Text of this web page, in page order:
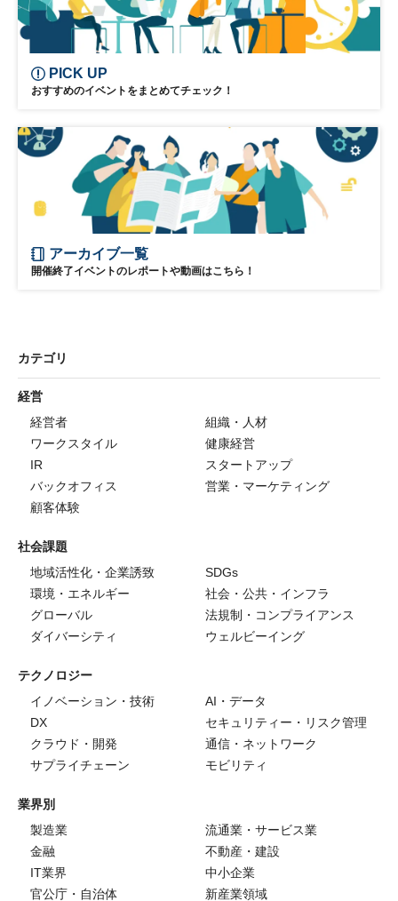
PICK UP
おすすめのイベントをまとめてチェック！
アーカイブ一覧
開催終了イベントのレポートや動画はこちら！
カテゴリ
経営
経営者
組織・人材
ワークスタイル
健康経営
IR
スタートアップ
バックオフィス
営業・マーケティング
顧客体験
社会課題
地域活性化・企業誘致
SDGs
環境・エネルギー
社会・公共・インフラ
グローバル
法規制・コンプライアンス
ダイバーシティ
ウェルビーイング
テクノロジー
イノベーション・技術
AI・データ
DX
セキュリティー・リスク管理
クラウド・開発
通信・ネットワーク
サプライチェーン
モビリティ
業界別
製造業
流通業・サービス業
金融
不動産・建設
IT業界
中小企業
官公庁・自治体
新産業領域